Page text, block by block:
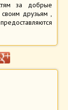
за добрые
друзьям ,